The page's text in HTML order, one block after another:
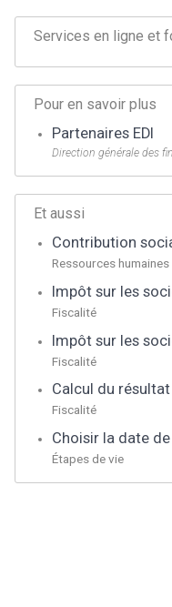
Services en ligne et
Pour en savoir plus
Partenaires EDI
Direction générale des
Et aussi
Contribution
Ressources humaines
Impôt sur les
Fiscalité
Impôt sur les
Fiscalité
Calcul du
Fiscalité
Choisir la date
Étapes de vie